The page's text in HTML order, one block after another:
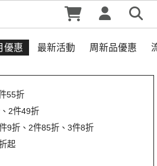
件618 | MYDRESS 時裳韓風
優惠 最新活動 周新品優惠
55折
2件49折
百搭1件9折、2件85折、3件8折
起